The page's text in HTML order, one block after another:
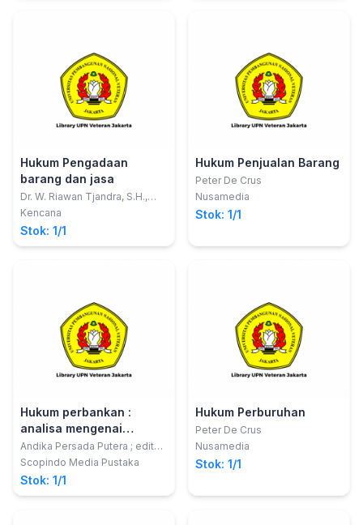
Hukum Pengadaan
barang dan jasa
Dr. W. Riawan Tjandra, S.H.,
M.Hum.
Kencana
Stok: 1/1
Hukum Penjualan Barang
Peter De Crus
Nusamedia
Stok: 1/1
Hukum perbankan :
analisa mengenai
perjanjian kredit dan
keterkaitannya dengan
batalnya perkawinan
debitur serta alternatif
Andika Persada Putera ; editor,
Mohammad Zamroni
Scopindo Media Pustaka
Stok: 1/1
Hukum Perburuhan
Peter De Crus
Nusamedia
Stok: 1/1